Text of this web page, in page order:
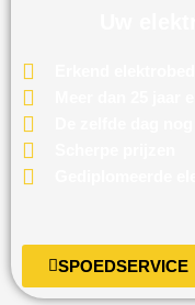
SPOEDSERVICE